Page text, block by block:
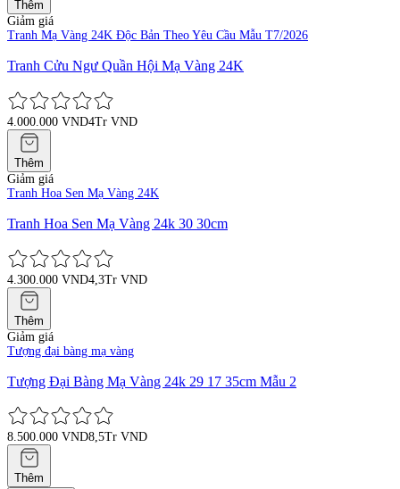
Thêm
Giảm giá
Tranh Mạ Vàng 24K Độc Bản Theo Yêu Cầu Mẫu T7/2026
Tranh Cửu Ngư Quần Hội Mạ Vàng 24K
4.000.000 VND4Tr VND
Thêm
Giảm giá
Tranh Hoa Sen Mạ Vàng 24K
Tranh Hoa Sen Mạ Vàng 24k 30 30cm
4.300.000 VND4,3Tr VND
Thêm
Giảm giá
Tượng đại bàng mạ vàng
Tượng Đại Bàng Mạ Vàng 24k 29 17 35cm Mẫu 2
8.500.000 VND8,5Tr VND
Thêm